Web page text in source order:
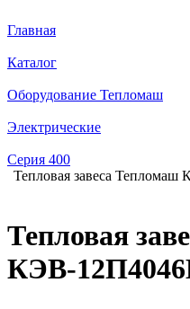
Главная
Каталог
Оборудование Тепломаш
Электрические
Серия 400
Тепловая завеса
Тепловая
КЭВ-